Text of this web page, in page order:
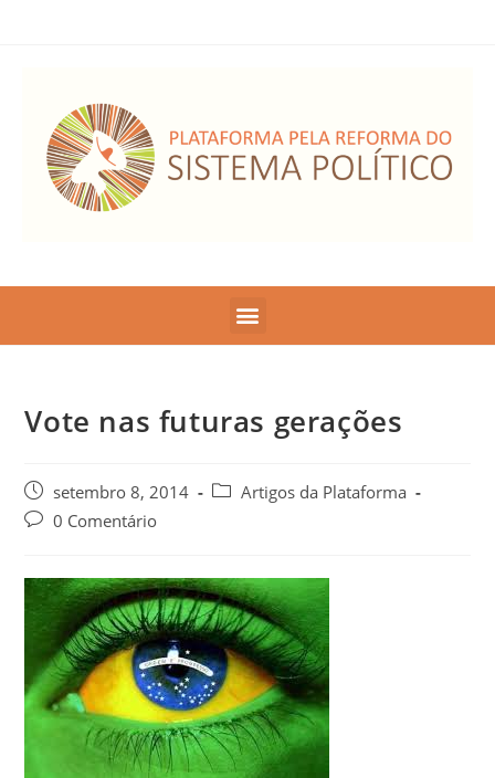
Vote nas futuras gerações
setembro 8, 2014
Artigos da Plataforma
0 Comentário